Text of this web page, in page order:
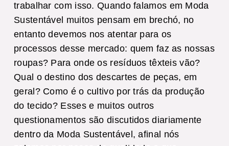
trabalhar com isso. Quando falamos em Moda
Sustentável muitos pensam em brechó, no
entanto devemos nos atentar para os
processos desse mercado: quem faz as nossas
roupas? Para onde os resíduos têxteis vão?
Qual o destino dos descartes de peças, em
geral? Como é o cultivo por trás da produção
do tecido? Esses e muitos outros
questionamentos são discutidos diariamente
dentro da Moda Sustentável, afinal nós